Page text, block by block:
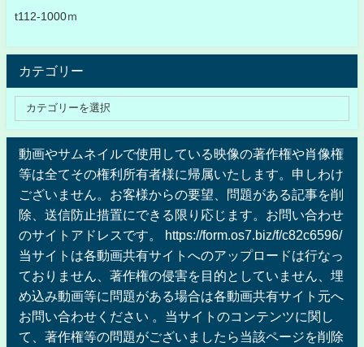
t112-1000ｍ
カテゴリー
動画やサムネイルで使用している映像の著作権や肖像権
等は全てその権利所有者様に帰属いたします。申しわけ
ございません。お客様からの要望、問題がある記事を削
除、送信防止措置にできる限り応じます。お問い合わせ
のサイトアドレスです。 https://form.os7.biz/f/c82c6596/
当サイトは各動画共有サイトへのアップロードは行なっ
ておりません、著作権の侵害を目的としていません、埋
め込み動画等に問題がある場合は各動画共有サイト元へ
お問い合わせください 。当サイトのコンテンツに関し
て、著作権等の問題がございましたら当該ページを削除